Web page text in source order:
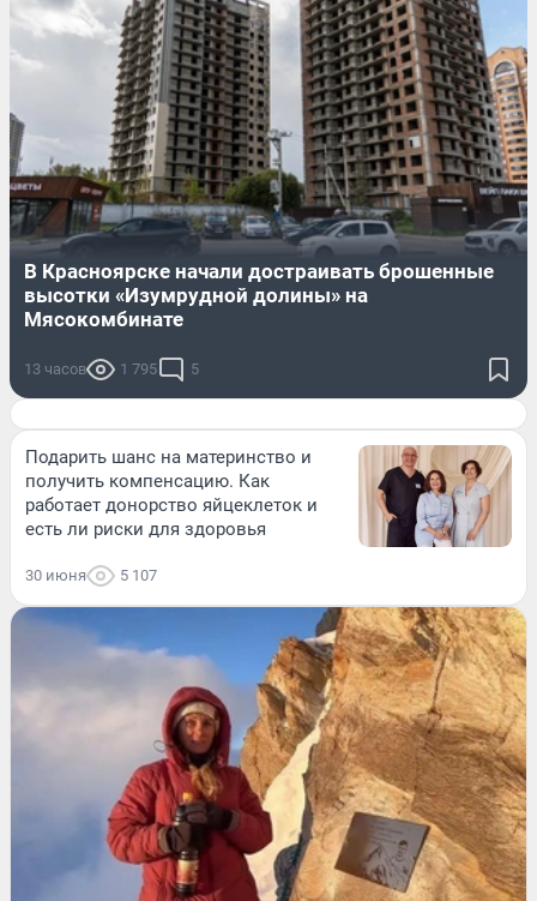
В Красноярске начали достраивать брошенные
высотки «Изумрудной долины» на
Мясокомбинате
13 часов 1 795 5
Подарить шанс на материнство и
получить компенсацию. Как
работает донорство яйцеклеток и
есть ли риски для здоровья
30 июня 5 107